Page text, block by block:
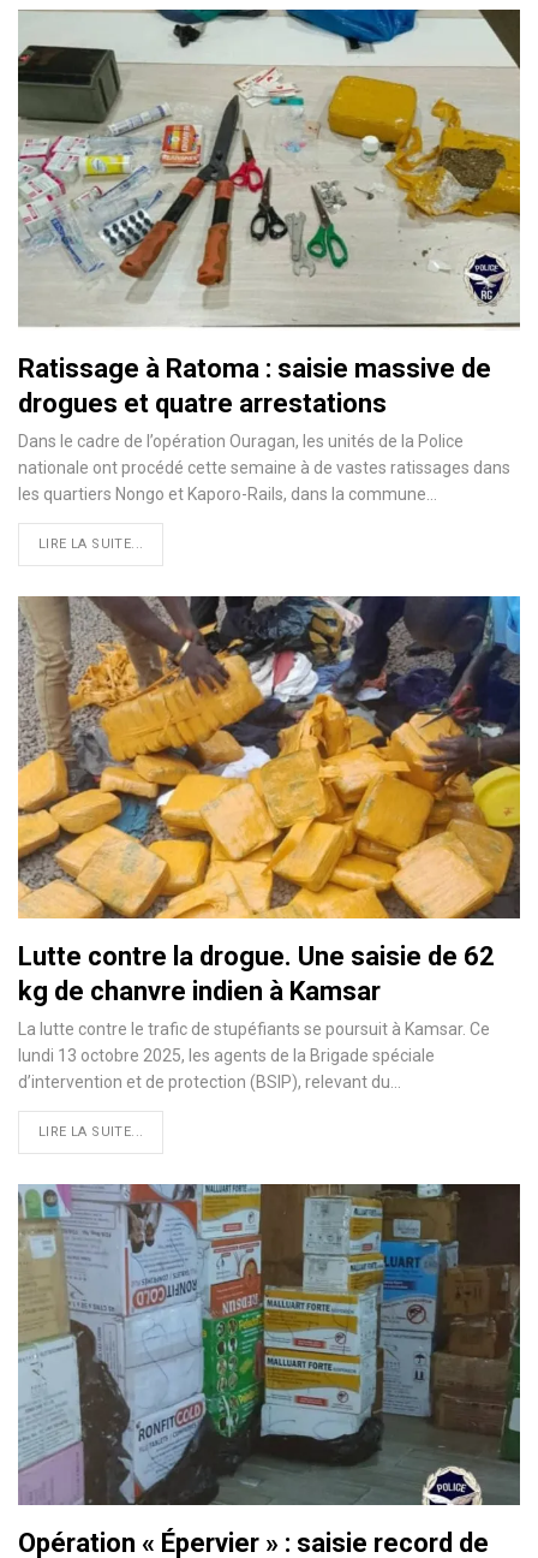
Ratissage à Ratoma : saisie massive de
drogues et quatre arrestations
Dans le cadre de l’opération Ouragan, les unités de la Police
nationale ont procédé cette semaine à de vastes ratissages dans
les quartiers Nongo et Kaporo-Rails, dans la commune…
LIRE LA SUITE...
Lutte contre la drogue. Une saisie de 62
kg de chanvre indien à Kamsar
La lutte contre le trafic de stupéfiants se poursuit à Kamsar. Ce
lundi 13 octobre 2025, les agents de la Brigade spéciale
d’intervention et de protection (BSIP), relevant du…
LIRE LA SUITE...
Opération « Épervier » : saisie record de